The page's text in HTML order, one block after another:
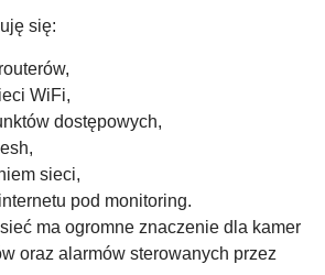
się:
WiFi,
dostępowych,
sieci,
pod monitoring.
ma ogromne znaczenie dla kamer
oraz alarmów sterowanych przez